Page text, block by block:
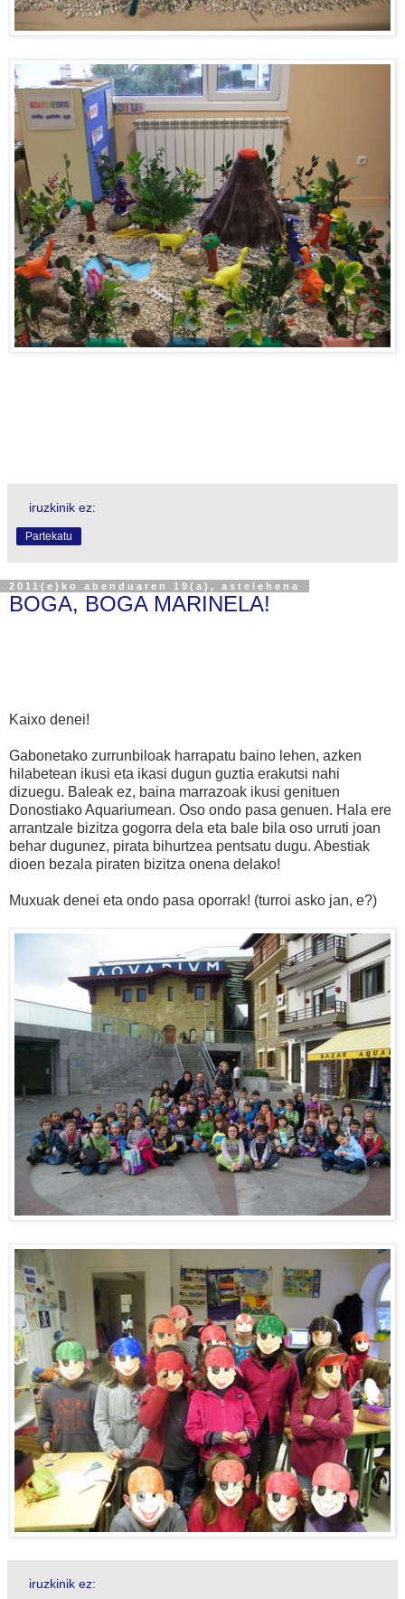
iruzkinik ez:
Partekatu
2011(e)ko abenduaren 19(a), astelehena
BOGA, BOGA MARINELA!
Kaixo denei!
Gabonetako zurrunbiloak harrapatu baino lehen, azken
hilabetean ikusi eta ikasi dugun guztia erakutsi nahi
dizuegu. Baleak ez, baina marrazoak ikusi genituen
Donostiako Aquariumean. Oso ondo pasa genuen. Hala ere
arrantzale bizitza gogorra dela eta bale bila oso urruti joan
behar dugunez, pirata bihurtzea pentsatu dugu. Abestiak
dioen bezala piraten bizitza onena delako!
Muxuak denei eta ondo pasa oporrak! (turroi asko jan, e?)
iruzkinik ez: